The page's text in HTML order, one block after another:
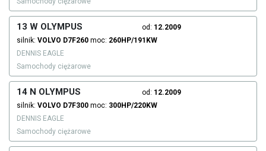
13 W OLYMPUS od: 12.2009
silnik: VOLVO D7F260 moc: 260HP/191KW
DENNIS EAGLE
Samochody ciężarowe
14 N OLYMPUS od: 12.2009
silnik: VOLVO D7F300 moc: 300HP/220KW
DENNIS EAGLE
Samochody ciężarowe